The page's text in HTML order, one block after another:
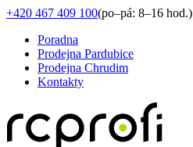
+420 467 409 100(po–pá: 8–16 hod.)
Poradna
Prodejna Pardubice
Prodejna Chrudim
Kontakty